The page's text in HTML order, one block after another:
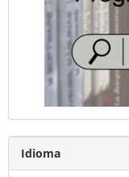
Idioma